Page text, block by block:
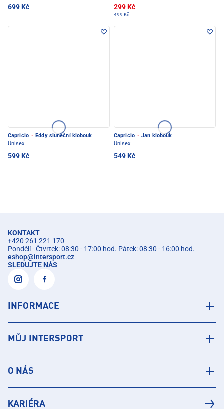
699 Kč 299 Kč
499 Kč
Capricio · Eddy sluneční klobouk
Unisex
599 Kč
Capricio · Jan klobouk
Unisex
549 Kč
KONTAKT
+420 261 221 170
Pondělí - Čtvrtek: 08:30 - 17:00 hod. Pátek: 08:30 - 16:00 hod.
eshop@intersport.cz
SLEDUJTE NÁS
INFORMACE
MŮJ INTERSPORT
O NÁS
KARIÉRA